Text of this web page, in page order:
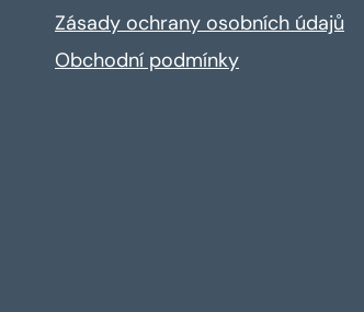
Zásady ochrany osobních údajů
Obchodní podmínky